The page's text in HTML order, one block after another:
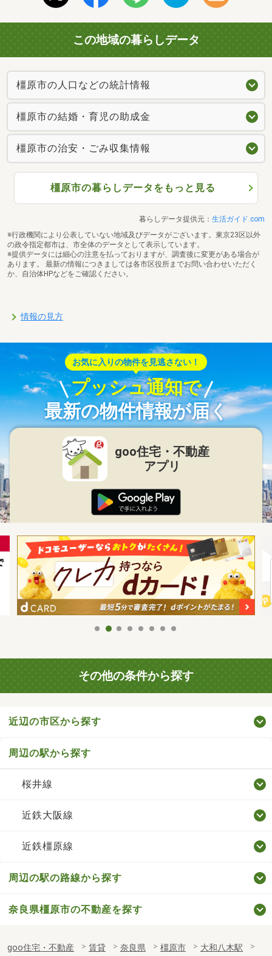
この地域の暮らしデータ
橿原市の人口などの統計情報
橿原市の結婚・育児の助成金
橿原市の治安・ごみ収集情報
橿原市の暮らしデータをもっと見る
暮らしデータ提供元： 生活ガイド.com
※行政機関により公表していない地域及びデータがございます。東京23区以外
の政令指定都市は、市全体のデータとして表示しています。
※提供データには細心の注意を払っておりますが、調査後に変更がある場合が
あります。 最新の情報につきましては各市区役所までお問い合わせいただく
か、自治体HPなどをご確認ください。
情報の見方
お気に入りの物件を見逃さない！
プッシュ通知で
最新の物件情報が届く
goo住宅・不動産
アプリ
その他の条件から探す
近辺の市区から探す
周辺の駅から探す
桜井線
近鉄大阪線
近鉄橿原線
周辺の駅の路線から探す
奈良県橿原市の不動産を探す
goo住宅・不動産 賃貸 奈良県 橿原市
大和八木駅